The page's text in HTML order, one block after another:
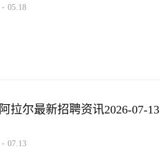
· 05.18
阿拉尔最新招聘资讯2026-07-13
· 07.13